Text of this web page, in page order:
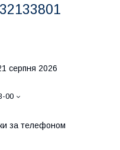
серпня 2026
00
за телефоном